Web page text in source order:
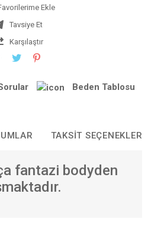
Tavsiye Et
Karşılaştır
Beden Tablosu
TAKSIT SEÇENEKLERI
fantazi bodyden